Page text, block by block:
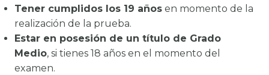
Tener cumplidos los 19 años en momento de la
realización de la prueba.
Estar en posesión de un título de Grado
Medio, si tienes 18 años en el momento del
examen.